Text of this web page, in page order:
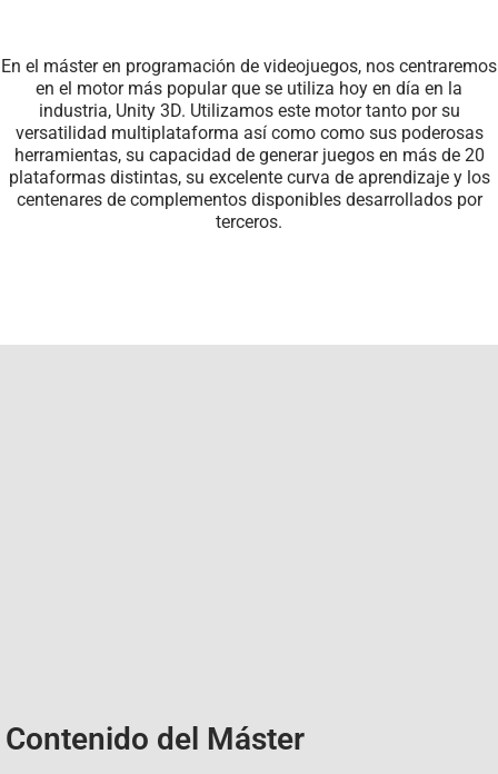
En el máster en programación de videojuegos, nos centraremos
en el motor más popular que se utiliza hoy en día en la
industria, Unity 3D. Utilizamos este motor tanto por su
versatilidad multiplataforma así como como sus poderosas
herramientas, su capacidad de generar juegos en más de 20
plataformas distintas, su excelente curva de aprendizaje y los
centenares de complementos disponibles desarrollados por
terceros.
Contenido del Máster